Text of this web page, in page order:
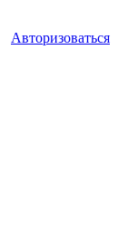
Авторизоваться